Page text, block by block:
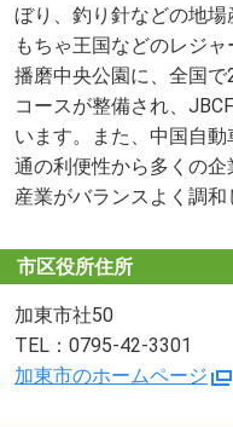
ぼり、釣り針などの地
もちゃ王国などのレジ
播磨中央公園に、全国
コースが整備され、
います。また、中国自
通の利便性から多くの企
産業がバランスよく調和
市区役所住所
加東市社50
TEL：0795-42-3301
加東市のホームページ